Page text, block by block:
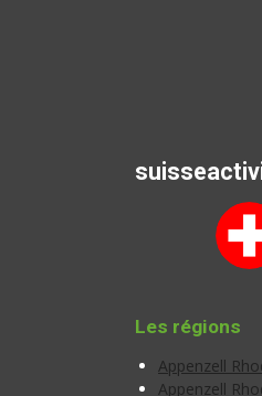
Les régions
Appenzell
Appenzell